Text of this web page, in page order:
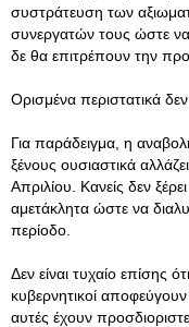
συστράτευση των
συνεργατών τους ώστε
δε θα επιτρέπουν την
Ορισμένα περιστατικά δεν
Για παράδειγμα, η
ξένους ουσιαστικά
Απριλίου. Κανείς δεν
αμετάκλητα ώστε να
περίοδο.
Δεν είναι τυχαίο επίσης
κυβερνητικοί
αυτές έχουν